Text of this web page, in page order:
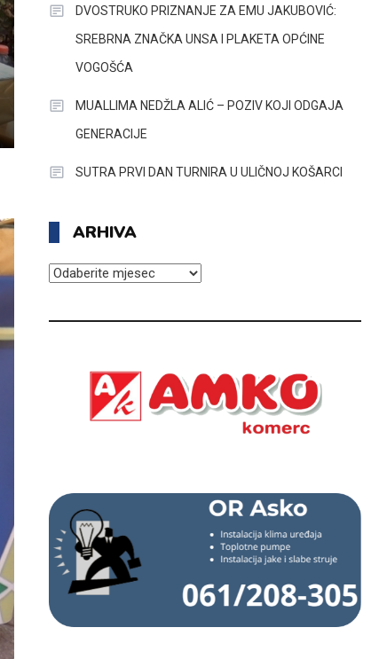
DVOSTRUKO PRIZNANJE ZA EMU JAKUBOVIĆ:
SREBRNA ZNAČKA UNSA I PLAKETA OPĆINE
VOGOŠĆA
MUALLIMA NEDŽLA ALIĆ – POZIV KOJI ODGAJA
GENERACIJE
SUTRA PRVI DAN TURNIRA U ULIČNOJ KOŠARCI
ARHIVA
ARHIVA